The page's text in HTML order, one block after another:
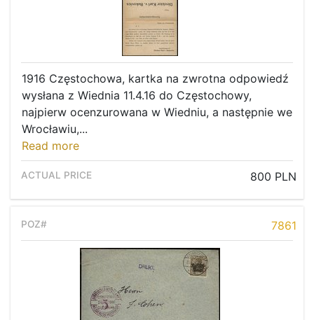
1916 Częstochowa, kartka na zwrotna odpowiedź
wysłana z Wiednia 11.4.16 do Częstochowy,
najpierw ocenzurowana w Wiedniu, a następnie we
Wrocławiu,...
Read more
800 PLN
7861